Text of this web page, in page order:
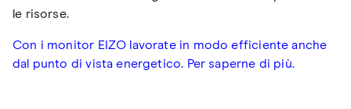
le risorse.
Con i monitor EIZO lavorate in modo efficiente anche
dal punto di vista energetico. Per saperne di più.